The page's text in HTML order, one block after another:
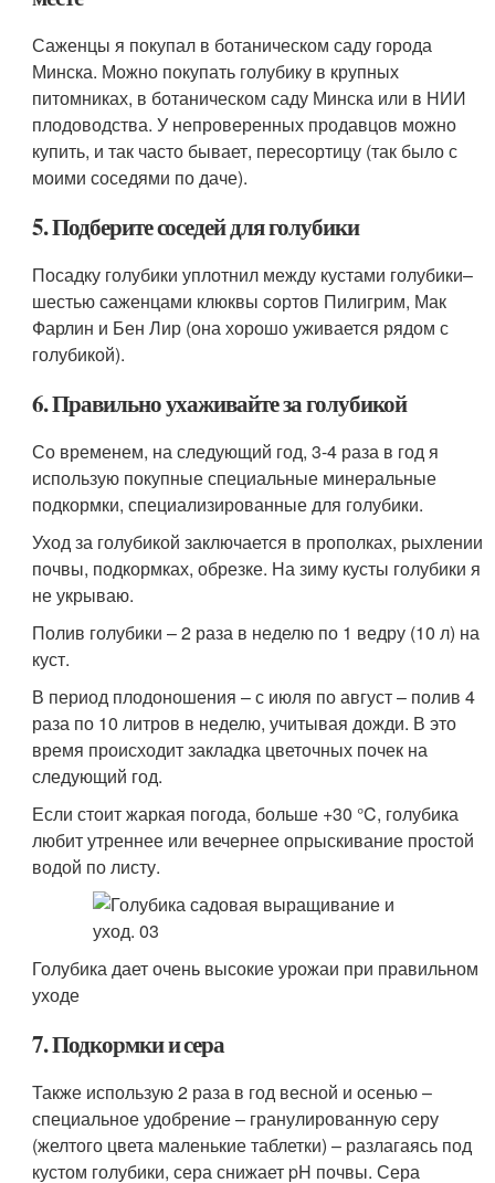
Саженцы я покупал в ботаническом саду города
Минска. Можно покупать голубику в крупных
питомниках, в ботаническом саду Минска или в НИИ
плодоводства. У непроверенных продавцов можно
купить, и так часто бывает, пересортицу (так было с
моими соседями по даче).
5. Подберите соседей для голубики
Посадку голубики уплотнил между кустами голубики–
шестью саженцами клюквы сортов Пилигрим, Мак
Фарлин и Бен Лир (она хорошо уживается рядом с
голубикой).
6. Правильно ухаживайте за голубикой
Со временем, на следующий год, 3-4 раза в год я
использую покупные специальные минеральные
подкормки, специализированные для голубики.
Уход за голубикой заключается в прополках, рыхлении
почвы, подкормках, обрезке. На зиму кусты голубики я
не укрываю.
Полив голубики – 2 раза в неделю по 1 ведру (10 л) на
куст.
В период плодоношения – с июля по август – полив 4
раза по 10 литров в неделю, учитывая дожди. В это
время происходит закладка цветочных почек на
следующий год.
Если стоит жаркая погода, больше +30 °C, голубика
любит утреннее или вечернее опрыскивание простой
водой по листу.
Голубика дает очень высокие урожаи при правильном
уходе
7. Подкормки и сера
Также использую 2 раза в год весной и осенью –
специальное удобрение – гранулированную серу
(желтого цвета маленькие таблетки) – разлагаясь под
кустом голубики, сера снижает pH почвы. Сера